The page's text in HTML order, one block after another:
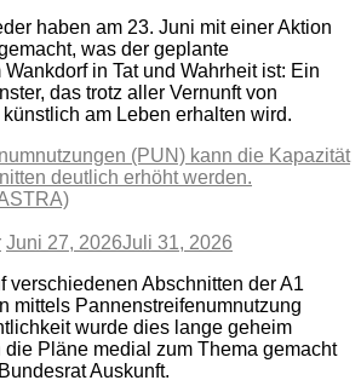
haben am 23. Juni mit einer Aktion
was der geplante
in Tat und Wahrheit ist: Ein
das trotz aller Vernunft von
am Leben erhalten wird.
Juni 27, 2026Juli 31, 2026
verschiedenen Abschnitten der A1
mittels Pannenstreifenumnutzung
wurde dies lange geheim
Pläne medial zum Thema gemacht
Auskunft.